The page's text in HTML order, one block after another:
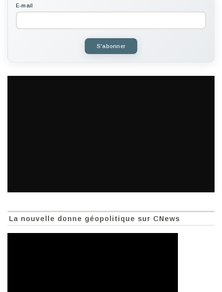
E-mail
S'abonner
La nouvelle donne géopolitique sur CNews